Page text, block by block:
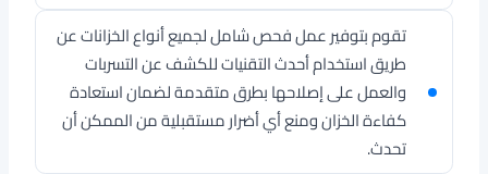
تقوم بتوفير عمل فحص شامل لجميع أنواع الخزانات عن
طريق استخدام أحدث التقنيات للكشف عن التسربات
والعمل على إصلاحها بطرق متقدمة لضمان استعادة
كفاءة الخزان ومنع أي أضرار مستقبلية من الممكن أن
تحدث.